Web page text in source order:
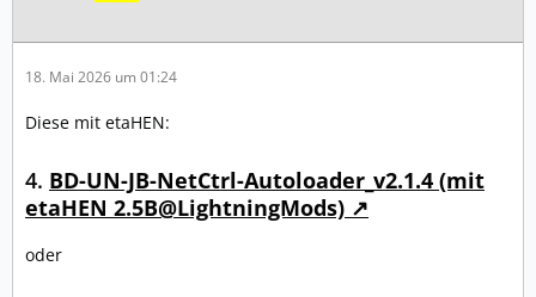
18. Mai 2026 um 01:24
Diese mit etaHEN:
4. BD-UN-JB-NetCtrl-Autoloader_v2.1.4 (mit
etaHEN 2.5B@LightningMods)
oder